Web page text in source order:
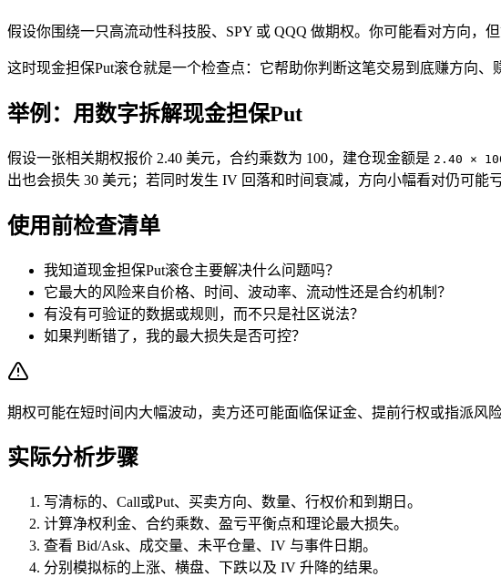
假设你围绕一只高流动性科技股、SPY 或 QQQ 做期权。你可能看对方向，
这时现金担保Put滚仓就是一个检查点：它帮助你判断这笔交易到底赚方向、
举例：用数字拆解现金担保Put
假设一张相关期权报价 2.40 美元，合约乘数为 100，建仓现金额是 2.40 ×
出也会损失 30 美元；若同时发生 IV 回落和时间衰减，方向小幅看对仍可能
使用前检查清单
我知道现金担保Put滚仓主要解决什么问题吗？
它最大的风险来自价格、时间、波动率、流动性还是合约机制？
有没有可验证的数据或规则，而不只是社区说法？
如果判断错了，我的最大损失是否可控？
期权可能在短时间内大幅波动，卖方还可能面临保证金、提前行权或指派风
实际分析步骤
写清标的、Call或Put、买卖方向、数量、行权价和到期日。
计算净权利金、合约乘数、盈亏平衡点和理论最大损失。
查看 Bid/Ask、成交量、未平仓量、IV 与事件日期。
分别模拟标的上涨、横盘、下跌以及 IV 升降的结果。